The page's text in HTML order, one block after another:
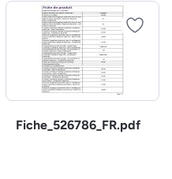
Fiche_526786_FR.pdf